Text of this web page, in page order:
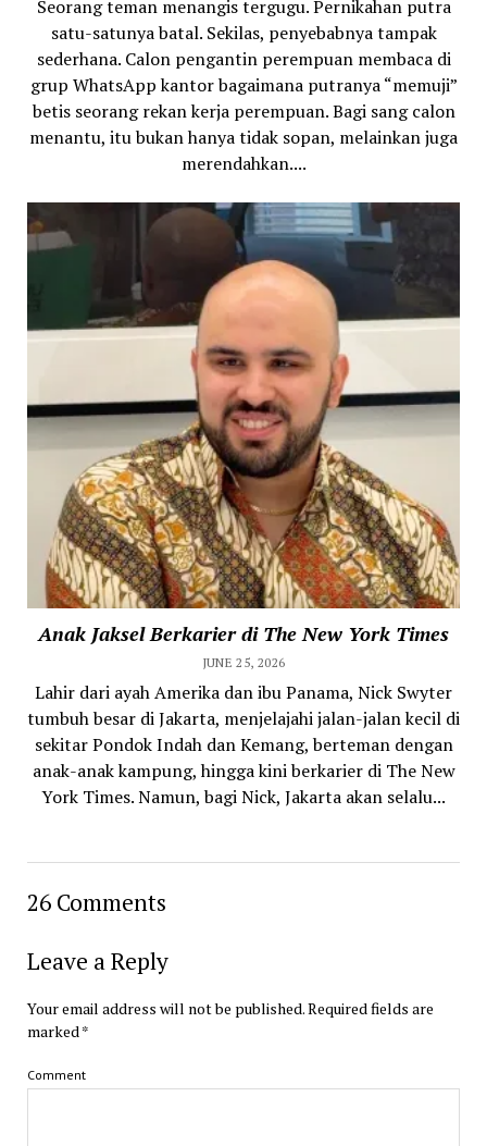
Seorang teman menangis tergugu. Pernikahan putra
satu-satunya batal. Sekilas, penyebabnya tampak
sederhana. Calon pengantin perempuan membaca di
grup WhatsApp kantor bagaimana putranya “memuji”
betis seorang rekan kerja perempuan. Bagi sang calon
menantu, itu bukan hanya tidak sopan, melainkan juga
merendahkan....
Anak Jaksel Berkarier di The New York Times
JUNE 25, 2026
Lahir dari ayah Amerika dan ibu Panama, Nick Swyter
tumbuh besar di Jakarta, menjelajahi jalan-jalan kecil di
sekitar Pondok Indah dan Kemang, berteman dengan
anak-anak kampung, hingga kini berkarier di The New
York Times. Namun, bagi Nick, Jakarta akan selalu...
26 Comments
Leave a Reply
Your email address will not be published.Required fields are
marked *
Comment